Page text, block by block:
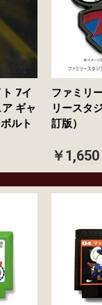
7イ
ギャ
ルト
ファミリ
リースタ
訂版）
￥1,650